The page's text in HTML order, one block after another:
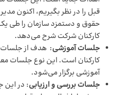
قبل را در نظر بگیریم، اکنون
حقوق و دستمزد سازمان را طی
کارکنان شرکت شرح می‌دهد.
جلسات آموزشی: هدف از جلسات
کارکنان است. این نوع جلسات
آموزشی برگزار می‌شود.
جلسات بررسی و ارزیابی: در این